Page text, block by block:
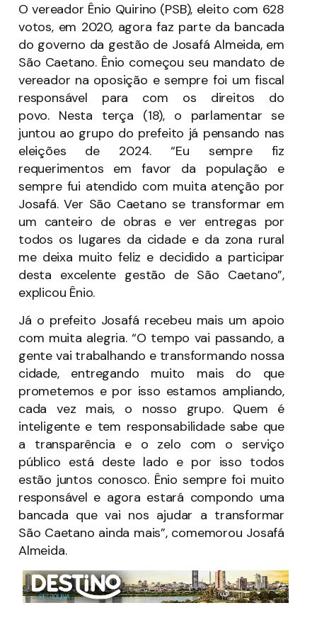
O vereador Ênio Quirino (PSB), eleito com 628
votos, em 2020, agora faz parte da bancada
do governo da gestão de Josafá Almeida, em
São Caetano. Ênio começou seu mandato de
vereador na oposição e sempre foi um fiscal
responsável para com os direitos do
povo. Nesta terça (18), o parlamentar se
juntou ao grupo do prefeito já pensando nas
eleições de 2024. “Eu sempre fiz
requerimentos em favor da população e
sempre fui atendido com muita atenção por
Josafá. Ver São Caetano se transformar em
um canteiro de obras e ver entregas por
todos os lugares da cidade e da zona rural
me deixa muito feliz e decidido a participar
desta excelente gestão de São Caetano”,
explicou Ênio.
Já o prefeito Josafá recebeu mais um apoio
com muita alegria. “O tempo vai passando, a
gente vai trabalhando e transformando nossa
cidade, entregando muito mais do que
prometemos e por isso estamos ampliando,
cada vez mais, o nosso grupo. Quem é
inteligente e tem responsabilidade sabe que
a transparência e o zelo com o serviço
público está deste lado e por isso todos
estão juntos conosco. Ênio sempre foi muito
responsável e agora estará compondo uma
bancada que vai nos ajudar a transformar
São Caetano ainda mais”, comemorou Josafá
Almeida.